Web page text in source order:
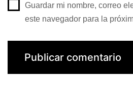
Guardar mi nombre, correo
este navegador para la